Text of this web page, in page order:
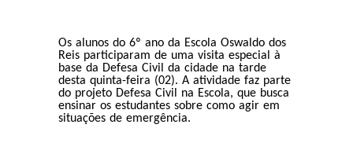
Os alunos do 6º ano da Escola Oswaldo dos
Reis participaram de uma visita especial à
base da Defesa Civil da cidade na tarde
desta quinta-feira (02). A atividade faz parte
do projeto Defesa Civil na Escola, que busca
ensinar os estudantes sobre como agir em
situações de emergência.